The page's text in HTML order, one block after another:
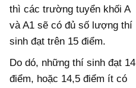
thì các trường tuyển khối A
và A1 sẽ có đủ số lượng thí
sinh đạt trên 15 điểm.
Do dó, những thí sinh đạt 14
điểm, hoặc 14,5 điểm ít có